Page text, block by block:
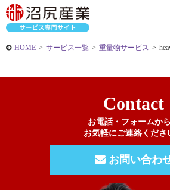
HOME > サービス一覧 > 重量物サービス >
Contact
お電話・フォームから
お気軽にご連絡くださ
お問い合わ